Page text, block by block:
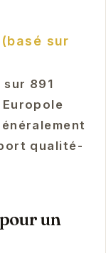
sur
891
qualité-
un